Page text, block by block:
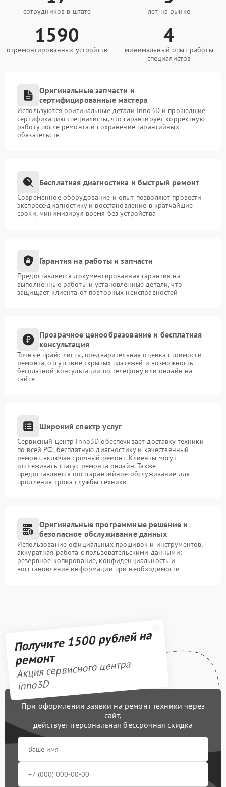
центре FIX-Inno3D
Перед началом любых работ мы проводим
всестороннюю диагностику видеокарты. Услуга
бесплатна — вы узнаете точную причину неполадки
и получите оценку стоимости ремонта без
Как проходит ремонт
Этапы ремонтных работ
Прием устройства и первичная консультация.
Проведение бесплатной диагностики для
выявления неисправностей.
Согласование объема и стоимости работ.
Выполнение ремонта с использованием
гарантии.
Обращайтесь! Адрес: ул. Чаянова 18. Телефон: +7
(495) 023-73-25.
сотрудников в штате лет на рынке
1590
отремонтированных устройств
4
минимальный опыт работы
специалистов
Оригинальные запчасти и
сертифицированные мастера
Используются оригинальные детали inno3D и прошедшие
сертификацию специалисты, что гарантирует корректную
работу после ремонта и сохранение гарантийных
обязательств
Бесплатная диагностика и быстрый ремонт
Современное оборудование и опыт позволяют провести
экспресс-диагностику и восстановление в кратчайшие
сроки, минимизируя время без устройства
Гарантия на работы и запчасти
Предоставляется документированная гарантия на
выполненные работы и установленные детали, что
защищает клиента от повторных неисправностей
Прозрачное ценообразование и бесплатная
консультация
Точные прайс-листы, предварительная оценка стоимости
ремонта, отсутствие скрытых платежей и возможность
бесплатной консультации по телефону или онлайн на
сайте
Широкий спектр услуг
Сервисный центр inno3D обеспечивает доставку техники
по всей РФ, бесплатную диагностику и качественный
ремонт, включая срочный ремонт. Клиенты могут
отслеживать статус ремонта онлайн. Также
предоставляется постгарантийное обслуживание для
продления срока службы техники
Оригинальные программные решение и
безопасное обслуживание данных
Использование официальных прошивок и инструментов,
аккуратная работа с пользовательскими данными:
резервное копирование, конфиденциальность и
восстановление информации при необходимости
Получите 1500 рублей на
ремонт
Акция сервисного центра
inno3D
При оформлении заявки на ремонт техники через
сайт,
действует персональная бессрочная скидка